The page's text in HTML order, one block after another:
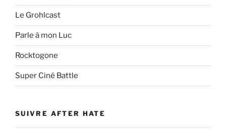
Le Grohlcast
Parle à mon Luc
Rocktogone
Super Ciné Battle
SUIVRE AFTER HATE